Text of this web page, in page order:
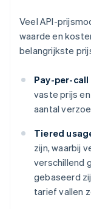
Veel API-
waarde en
belangrijkste
Pay-per-
vaste prijs
aantal
Tiered
zijn, waarbij
verschillend
gebaseerd
tarief vallen